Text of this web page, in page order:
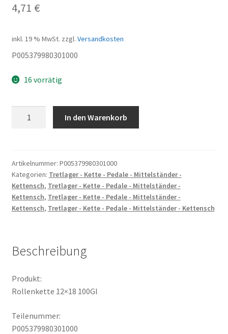
4,71 €
inkl. 19 % MwSt. zzgl. Versandkosten
P005379980301000
16 vorrätig
In den Warenkorb
Artikelnummer: P005379980301000
Kategorien: Tretlager - Kette - Pedale - Mittelständer -
Kettensch, Tretlager - Kette - Pedale - Mittelständer -
Kettensch, Tretlager - Kette - Pedale - Mittelständer -
Kettensch, Tretlager - Kette - Pedale - Mittelständer - Kettensch
Beschreibung
Produkt:
Rollenkette 12×18 100Gl
Teilenummer:
P005379980301000